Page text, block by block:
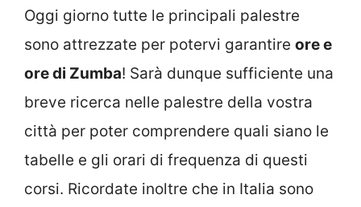
Oggi giorno tutte le principali palestre
sono attrezzate per potervi garantire ore e
ore di Zumba! Sarà dunque sufficiente una
breve ricerca nelle palestre della vostra
città per poter comprendere quali siano le
tabelle e gli orari di frequenza di questi
corsi. Ricordate inoltre che in Italia sono